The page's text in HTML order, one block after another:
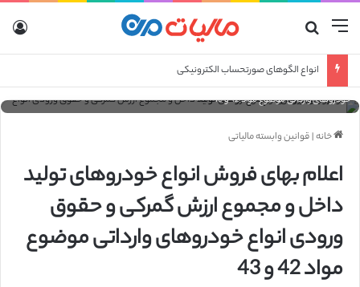
منو
انواع الگوهای صورتحساب الکترونیکی
اعلام بهای فروش انواع خودروهای تولید داخل و مجموع ارزش گمرکی و حقوق ورودی انواع
خودروهای وارداتی موضوع مواد 42 و 43
خانه|قوانین وابسته مالیاتی
اعلام بهای فروش انواع خودروهای تولید
داخل و مجموع ارزش گمرکی و حقوق
ورودی انواع خودروهای وارداتی موضوع
مواد 42 و 43